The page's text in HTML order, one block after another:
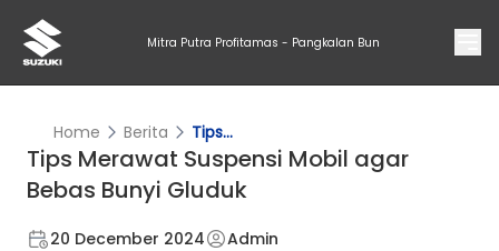
Mitra Putra Profitamas - Pangkalan Bun
Home Berita Tips...
Tips Merawat Suspensi Mobil agar
Bebas Bunyi Gluduk
20 December 2024 Admin